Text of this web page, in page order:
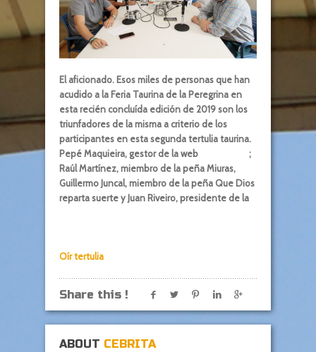
El aficionado. Esos miles de personas que han
acudido a la Feria Taurina de la Peregrina en
esta recién concluída edición de 2019 son los
triunfadores de la misma a criterio de los
participantes en esta segunda tertulia taurina.
Pepé Maquieira, gestor de la web
;
Raúl Martínez, miembro de la peña Miuras,
Guillermo Juncal, miembro de la peña Que Dios
reparta suerte y Juan Riveiro, presidente de la
Oír tertulia
Share this !
ABOUT CEBRITA